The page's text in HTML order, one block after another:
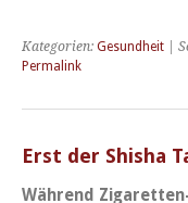
Kategorien: Gesundheit |
Permalink
Erst der Shisha
Während